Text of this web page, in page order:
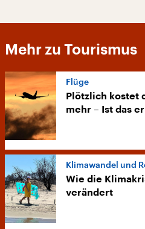
Mehr zu Tourismus
Flüge
Plötzlich kostet
mehr – Ist das
Klimawandel und
Wie die
verändert